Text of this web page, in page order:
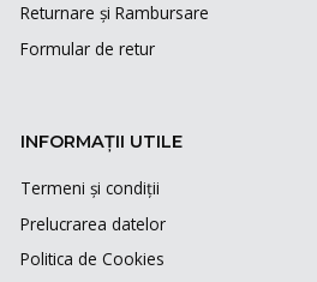
Returnare și Rambursare
Formular de retur
INFORMAȚII UTILE
Termeni și condiții
Prelucrarea datelor
Politica de Cookies